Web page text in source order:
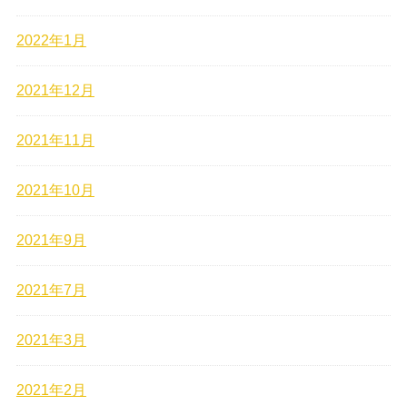
2022年1月
2021年12月
2021年11月
2021年10月
2021年9月
2021年7月
2021年3月
2021年2月